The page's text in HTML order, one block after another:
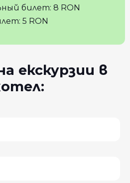
билет: 8 RON
5 RON
екскурзии в